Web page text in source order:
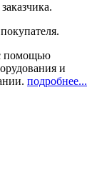
помощью
и
подробнее...